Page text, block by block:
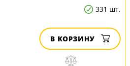
331 шт.
В КОРЗИНУ